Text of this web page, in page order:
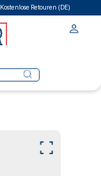
Kostenlose Retouren (DE)